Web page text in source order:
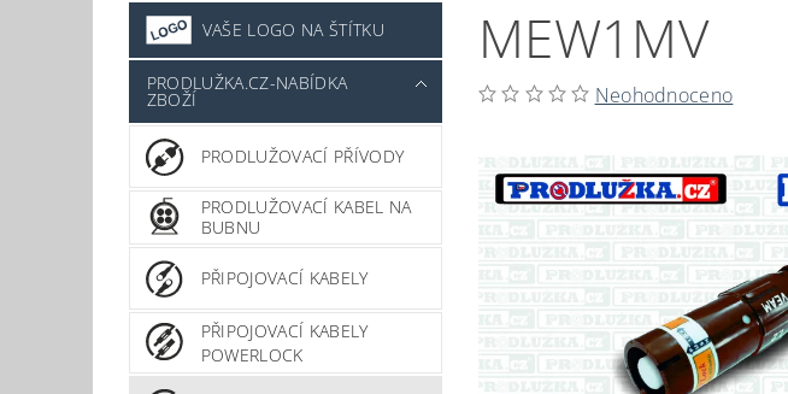
VAŠE LOGO NA ŠTÍTKU
PRODLUŽKA.CZ-NABÍDKA
ZBOŽÍ
PRODLUŽOVACÍ PŘÍVODY
PRODLUŽOVACÍ KABEL NA
BUBNU
PŘIPOJOVACÍ KABELY
PŘIPOJOVACÍ KABELY
POWERLOCK
MEW1MV
Neohodnoceno